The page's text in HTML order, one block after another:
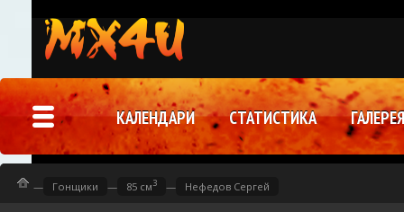
— Гонщики — 85 см3 — Нефедов Сергей
КАЛЕНДАРИ СТАТИСТИКА ГАЛЕРЕЯ